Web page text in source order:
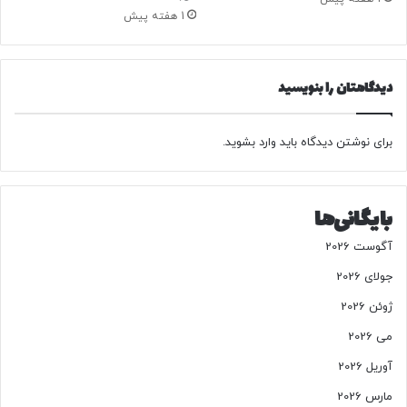
ه‌
ا
ی
ل
ک
چ
ا
ر
ج
ج
ل
ا
م
ی‌
1 هفته پیش
دیدگاهتان را بنویسید
برای نوشتن دیدگاه باید وارد بشوید.
بایگانی‌ها
آگوست 2026
جولای 2026
ژوئن 2026
می 2026
آوریل 2026
مارس 2026